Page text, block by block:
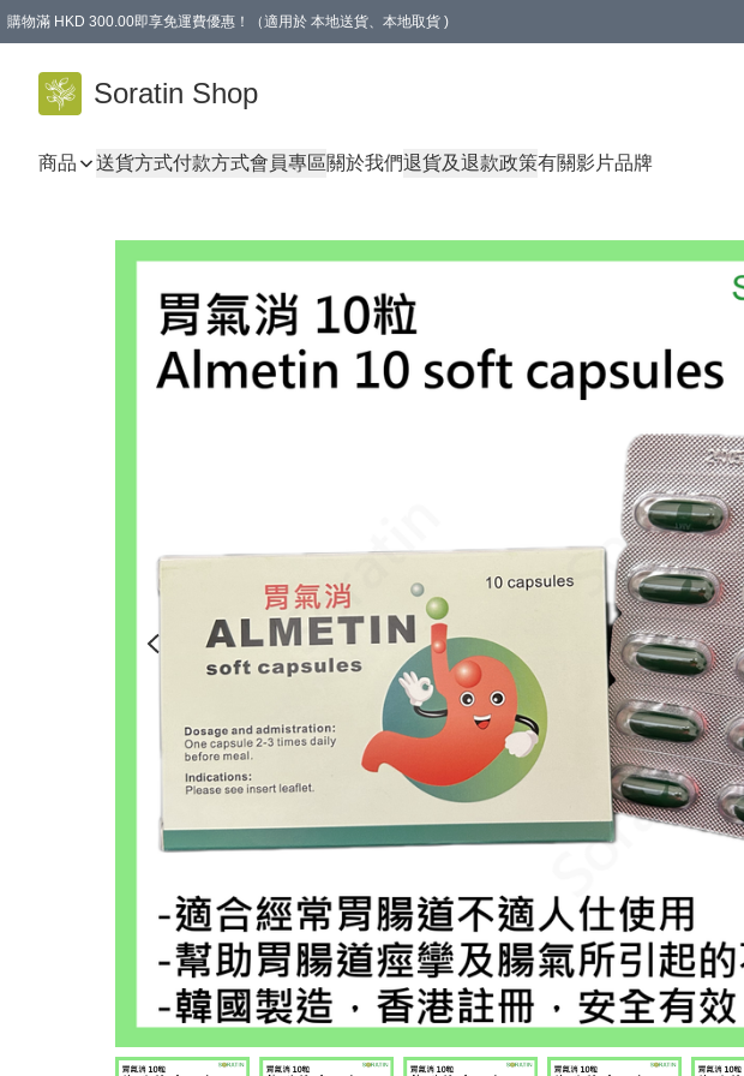
購物滿 HKD 300.00即享免運費優惠！（適用於 本地送貨、本地取貨 )
Soratin Shop
商品 送貨方式付款方式會員專區關於我們退貨及退款政策有關影片品牌